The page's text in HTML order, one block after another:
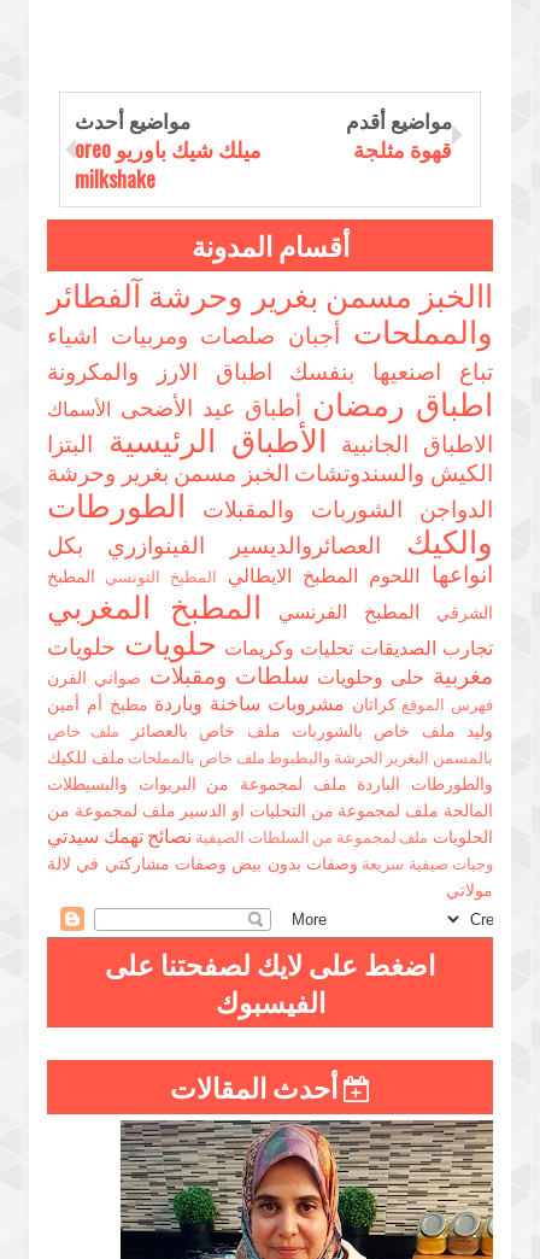
مواضيع أحدث
ميلك شيك باوريو oreo
milkshake
مواضيع أقدم
قهوة مثلجة
أقسام المدونة
االخبز مسمن بغرير وحرشة آلفطائر
والمملحاتأجبان صلصات ومربيات اشياء
تباع اصنعيها بنفسك اطباق الارز والمكرونة
اطباق رمضان أطباق عيد الأضحى الأسماك
الاطباق الجانبية الأطباق الرئيسية
البتزا
الكيش والسندوتشات الخبز مسمن بغرير وحرشة
الدواجن الشوربات والمقبلات الطورطات
والكيك
العصائروالديسير الفينوازري بكل
انواعها
اللحوم المطبخ الايطالي المطبخ التونسي المطبخ
الشرقي المطبخ الفرنسي المطبخ المغربي
تجارب الصديقات تحليات وكريمات حلويات حلويات
مغربية حلى وحلويات سلطات ومقبلات صواني الفرن
فهرس الموقعكراتان مشروبات ساخنة وباردة مطبخ أم أمين
وليد ملف خاص بالشوربات ملف خاص بالعصائر
ملف خاص
بالمسمن البغرير الحرشة والبطبوط ملف خاص بالمملحات ملف للكيك
والطورطات الباردة ملف لمجموعة من البريوات والبسيطلات
المالحة ملف لمجموعة من التحليات او الدسير ملف لمجموعة من
الحلويات ملف لمجموعة من السلطات الصيفية نصائح تهمك سيدتي
وجبات صيفية سريعة وصفات بدون بيض وصفات مشاركتي في لالة
مولاتي
اضغط على لايك لصفحتنا على
الفيسبوك
أحدث المقالات